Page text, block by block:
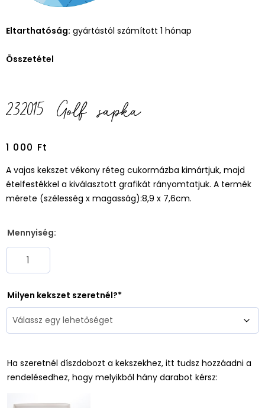
Eltarthatóság: gyártástól számított 1 hónap
Összetétel
232015 Golf sapka
1 000 Ft
A vajas kekszet vékony réteg cukormázba kimártjuk, majd
ételfestékkel a kiválasztott grafikát rányomtatjuk. A termék
mérete (szélesség x magasság):8,9 x 7,6cm.
Mennyiség:
Milyen kekszet szeretnél?
Ha szeretnél díszdobozt a kekszekhez, itt tudsz hozzáadni a
rendelésedhez, hogy melyikből hány darabot kérsz: